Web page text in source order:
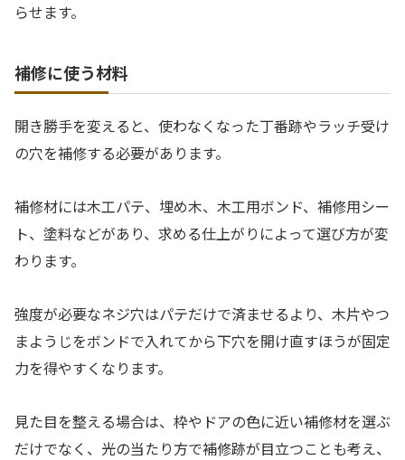
らせます。
補修に使う材料
開き勝手を変えると、使わなくなった丁番跡やラッチ受け
の穴を補修する必要があります。
補修材には木工パテ、埋め木、木工用ボンド、補修用シー
ト、塗料などがあり、求める仕上がりによって選び方が変
わります。
強度が必要なネジ穴はパテだけで済ませるより、木片やつ
まようじをボンドで入れてから下穴を開け直すほうが固定
力を得やすくなります。
見た目を整える場合は、枠やドアの色に近い補修材を選ぶ
だけでなく、光の当たり方で補修跡が目立つことも考え、